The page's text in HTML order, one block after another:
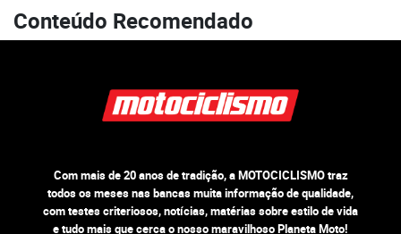
Conteúdo Recomendado
Com mais de 20 anos de tradição, a MOTOCICLISMO traz
todos os meses nas bancas muita informação de qualidade,
com testes criteriosos, notícias, matérias sobre estilo de vida
e tudo mais que cerca o nosso maravilhoso Planeta Moto!